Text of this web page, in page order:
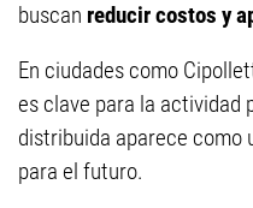
buscan reducir costos y
En ciudades como
es clave para la actividad
distribuida aparece como
para el futuro.